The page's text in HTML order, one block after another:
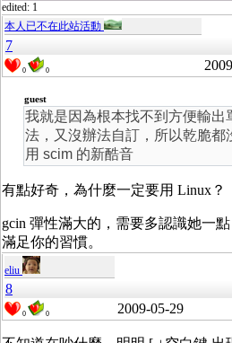
edited: 1
本人已不在此站活動
7
0 0
guest
我就是因為根本找不到方便輸出
法，又沒辦法自訂，所以乾脆都
用 scim 的新酷音
有點好奇，為什麼一定要用 Linux？
gcin 彈性滿大的，需要多認識她一
滿足你的習慣。
eliu
8
0 0 2009-05-29